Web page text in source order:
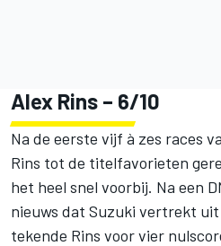
Alex Rins – 6/10
Na de eerste vijf à zes races
Rins tot de titelfavorieten
het heel snel voorbij. Na een
nieuws dat Suzuki vertrekt uit
tekende Rins voor vier